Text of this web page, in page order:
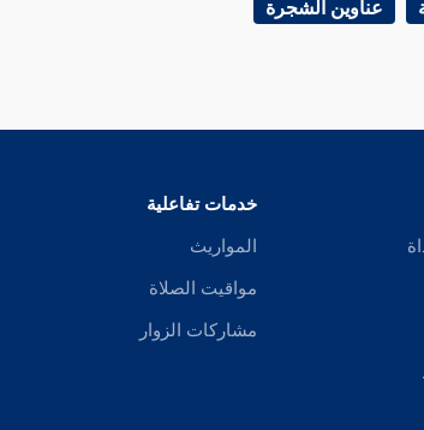
عناوين الشجرة
خدمات تفاعلية
المواريث
مواقيت الصلاة
مشاركات الزوار